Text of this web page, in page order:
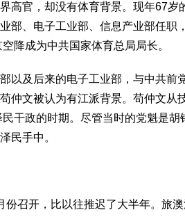
高官，却没有体育背景。现年67岁
部、电子工业部、信息产业部任职
降成为中共国家体育总局局长。
以及后来的电子工业部，与中共前
仲文被认为有江派背景。苟仲文从
干政的时期。尽管当时的党魁是胡
民手中。
份召开，比以往推迟了大半年。旅